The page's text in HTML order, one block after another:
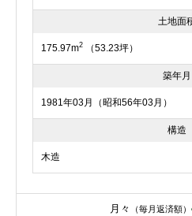
土地面
175.97m2 （53.23坪）
築年月
1981年03月（昭和56年03月）
構造
木造
月々 （毎月返済額）